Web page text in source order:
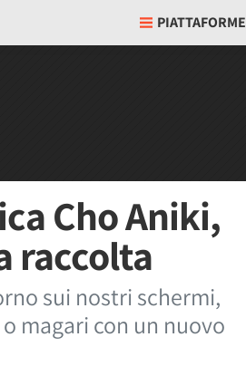
PIATTAFORME
Cho Aniki,
raccolta
sui nostri schermi,
magari con un nuovo